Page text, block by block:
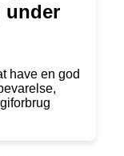
under
have en god